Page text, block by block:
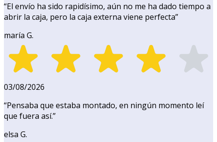
“El envío ha sido rapidísimo, aún no me ha dado tiempo a
abrir la caja, pero la caja externa viene perfecta”
maría G.
03/08/2026
“Pensaba que estaba montado, en ningún momento leí
que fuera así.”
elsa G.